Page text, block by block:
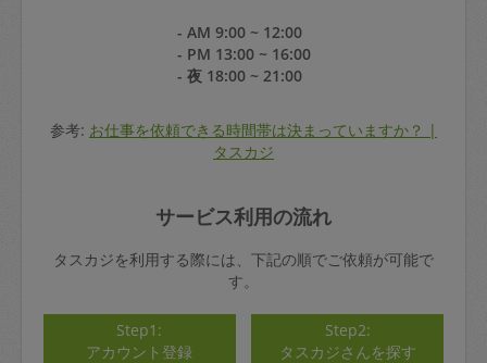
- AM 9:00 ~ 12:00
- PM 13:00 ~ 16:00
- 夜 18:00 ~ 21:00
参考: お仕事を依頼できる時間帯は決まっていますか？ |
タスカジ
サービス利用の流れ
タスカジを利用する際には、下記の順でご依頼が可能で
す。
Step1:
アカウント登録
Step2:
タスカジさんを探す